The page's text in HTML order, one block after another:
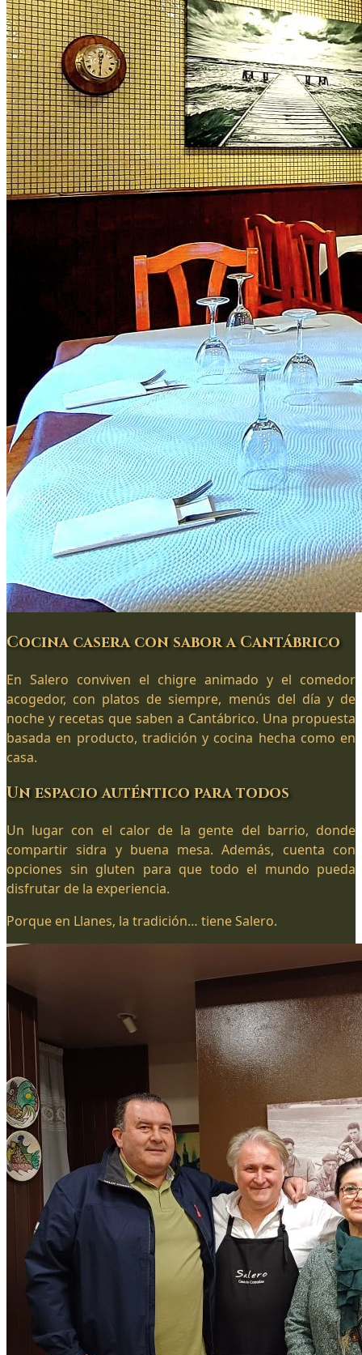
Cocina casera con sabor a Cantábrico
En Salero conviven el chigre animado y el comedor
acogedor, con platos de siempre, menús del día y de
noche y recetas que saben a Cantábrico. Una propuesta
basada en producto, tradición y cocina hecha como en
casa.
Un espacio auténtico para todos
Un lugar con el calor de la gente del barrio, donde
compartir sidra y buena mesa. Además, cuenta con
opciones sin gluten para que todo el mundo pueda
disfrutar de la experiencia.
Porque en Llanes, la tradición… tiene Salero.